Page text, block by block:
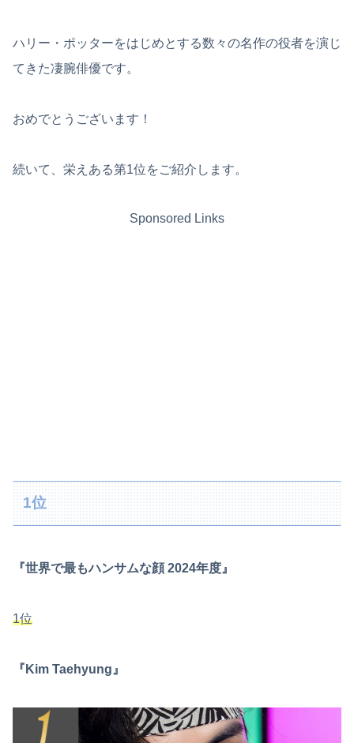
ハリー・ポッターをはじめとする数々の名作の役者を演じ
てきた凄腕俳優です。
おめでとうございます！
続いて、栄えある第1位をご紹介します。
Sponsored Links
1位
『世界で最もハンサムな顔 2024年度』
1位
『Kim Taehyung』